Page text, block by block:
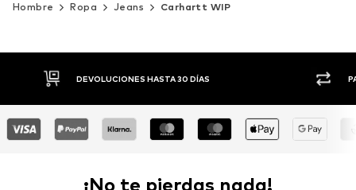
Hombre Ropa Jeans Carhartt WIP
DEVOLUCIONES HASTA 30 DÍAS PAGO FLEXIBLE
¡No te pierdas nada!